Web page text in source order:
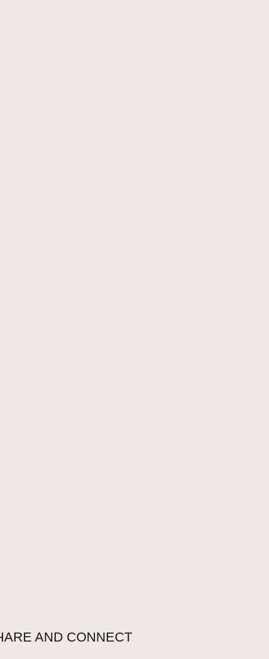
AND CONNECT